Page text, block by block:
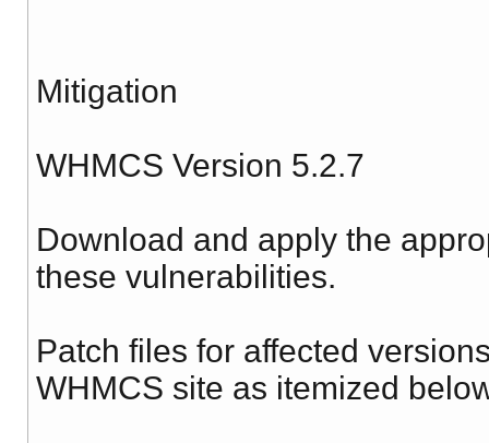
Mitigation
WHMCS Version 5.2.7
Download and apply the
these vulnerabilities.
Patch files for affected
WHMCS site as itemized